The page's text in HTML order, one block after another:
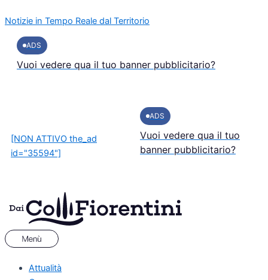
al
contenuto
Notizie in Tempo Reale dal Territorio
ADS
Vuoi vedere qua il tuo banner pubblicitario?
[NON ATTIVO the_ad
id="35594"]
ADS
Vuoi vedere qua il tuo
banner pubblicitario?
Attualità